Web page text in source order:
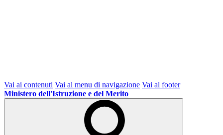
Vai ai contenuti Vai al menu di navigazione Vai al footer
Ministero dell'Istruzione e del Merito